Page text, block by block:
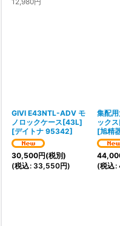
GIVI E43NTL-ADV モ
ノロックケース[43L]
[デイトナ 95342]
30,500円(税別)
(税込: 33,550円)
集配
ック
[旭精
(税込: